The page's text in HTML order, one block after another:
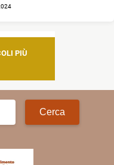
PIÙ